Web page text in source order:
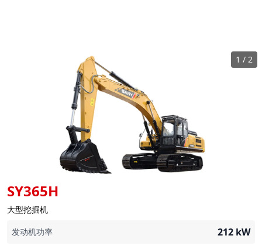
SY365H
大型挖掘机
发动机功率
212 kW
1 / 2